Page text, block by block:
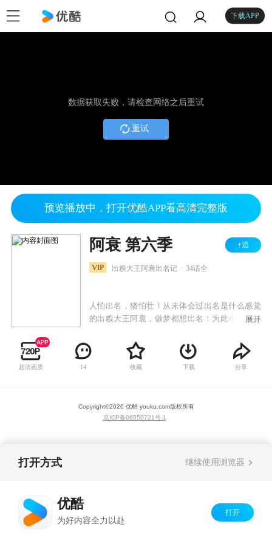
下载APP
数据获取失败，请检查网络之后重试
重试
预览播放中，打开优酷APP看高清完整版
阿衰 第六季 +追
VIP 出糗大王阿衰出名记 34话全
人怕出名，猪怕壮！从未体会过出名是什么感觉
的出糗大王阿衰，做梦都想出名！为此小衰衰敢
用纯洁的小心灵来感动世界，总能成为万人迷！
才高八斗大脸妹，运动健将小冲，腰缠万贯庄
库，教书育人金老师纷纷跳出表示不服，谁都能
而感动的搞笑故事。
展开
超清画质 14 收藏 下载 分享
Copyright©2026 优酷 youku.com版权所有
京ICP备06050721号-1
打开方式 继续使用浏览器
优酷
为好内容全力以赴
打开